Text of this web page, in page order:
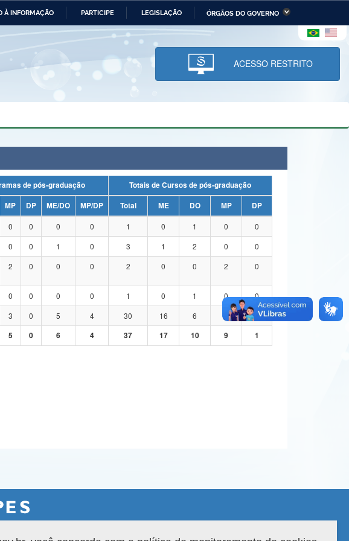
À INFORMAÇÃO PARTICIPE LEGISLAÇÃO ÓRGÃOS DO GOVERNO
Ministério da Economia Ministério da Infraestrutura
Ministério da Ciência,
Tecnologia, Inovações e
Comunicações
e dos Direitos Humanos
Brasil Planalto
ACESSO RESTRITO
Total de Programas de pós-graduação
Totais de Cursos de pós-graduação
MP DP ME/DO MP/DP Total ME DO MP
DP
0 0 0 0 1 0 1 0
0
0 0 1 0 3 1 2 0
0
2 0 0 0 2 0 0 2 0
0 0 0 0 1 0 1 0
0
3 0 5 4 30 16 6
1
5 0 6 4 37 17 10 9 1